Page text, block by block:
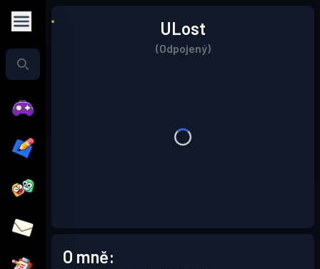
ULost
(Odpojený)
O mně: